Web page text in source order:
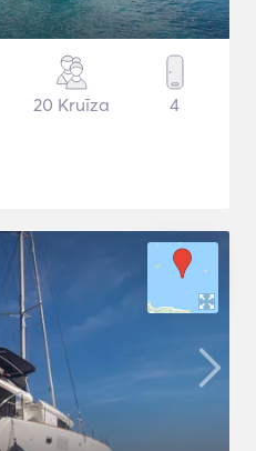
20 Kruīza 4